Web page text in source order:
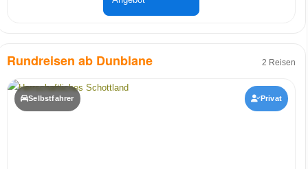
Rundreisen ab Dunblane 2 Reisen
Selbstfahrer Privat